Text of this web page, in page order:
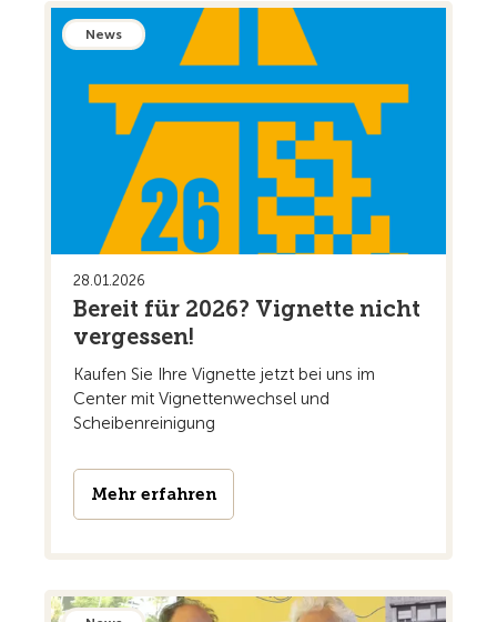
News
28.01.2026
Bereit für 2026? Vignette nicht
vergessen!
Kaufen Sie Ihre Vignette jetzt bei uns im
Center mit Vignettenwechsel und
Scheibenreinigung
Mehr erfahren